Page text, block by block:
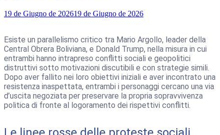
19 de Giugno de 202619 de Giugno de 2026
Esiste un parallelismo critico tra Mario Argollo, leader della
Central Obrera Boliviana, e Donald Trump, nella misura in cui
entrambi hanno intrapreso conflitti sociali e geopolitici
distruttivi sotto motivazioni discutibili e con strategie simili.
Dopo aver fallito nei loro obiettivi iniziali e aver incontrato una
resistenza inaspettata, entrambi i personaggi cercano una via
d’uscita negoziata per preservare la propria sopravvivenza
politica di fronte al logoramento dei rispettivi conflitti.